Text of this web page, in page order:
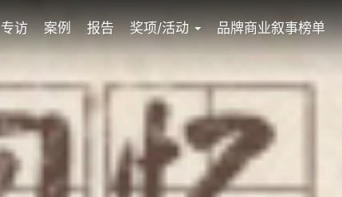
专访 案例 报告 奖项/活动 品牌商业叙事榜单